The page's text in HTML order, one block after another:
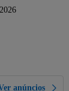
2026
anúncios